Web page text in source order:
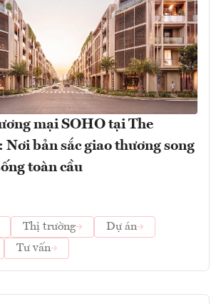
mại SOHO tại The
bản sắc giao thương song
toàn cầu
Thị trường
Dự án
Tư vấn